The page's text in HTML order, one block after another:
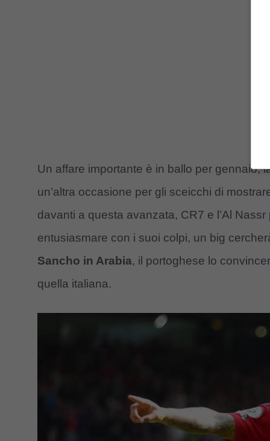
Un affare importante è in ballo per gennaio,
un’altra occasione per gli sceicchi di
davanti a questa avanzata, CR7 e l’Al
entusiasmare con i suoi colpi, un big
Sancho in Arabia, il portoghese lo
quella italiana.